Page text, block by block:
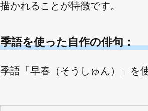
描かれることが特徴です。
季語を使った自作の俳句：
季語「早春（そうしゅん）」を